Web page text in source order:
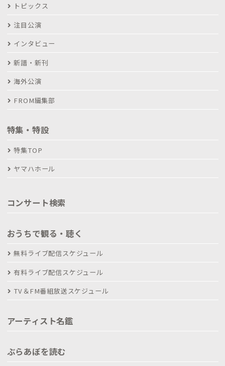
トピックス
注目公演
インタビュー
新譜・新刊
海外公演
FROM編集部
特集・特設
特集TOP
ヤマハホール
コンサート検索
おうちで観る・聴く
無料ライブ配信スケジュール
有料ライブ配信スケジュール
TV＆FM番組放送スケジュール
アーティスト名鑑
ぶらあぼを読む